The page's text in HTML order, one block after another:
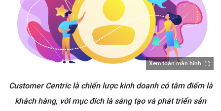
Xem toàn màn hình
Customer Centric là chiến lược kinh doanh có tâm điểm là
khách hàng, với mục đích là sáng tạo và phát triển sản